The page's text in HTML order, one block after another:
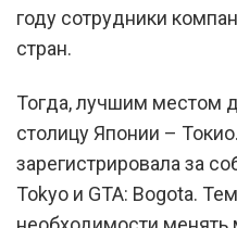
году сотрудники
стран.
Тогда, лучшим местом
столицу Японии –
зарегистрировала за
Tokyo и GTA: Bogota.